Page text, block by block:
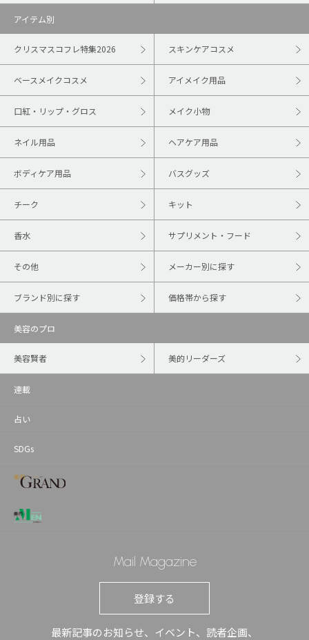
アイテム別
クリスマスコフレ特集2026 スキンケアコスメ
ベースメイクコスメ アイメイク用品
口紅・リップ・グロス メイク小物
ネイル用品 ヘアケア用品
ボディケア用品 バスグッズ
チーク キット
香水 サプリメント・フード
その他 メーカー別に探す
ブランド別に探す 価格帯から探す
美容のプロ
美容賢者 美的リーダーズ
連載
占い
SDGs
Mail Magazine
登録する
最新記事のお知らせ、イベント、読者企画、